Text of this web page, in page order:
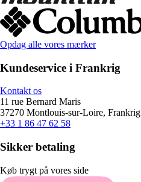
Opdag alle vores mærker
Kundeservice i Frankrig
Kontakt os
11 rue Bernard Maris
37270 Montlouis-sur-Loire, Frankrig
+33 1 86 47 62 58
Sikker betaling
Køb trygt på vores side